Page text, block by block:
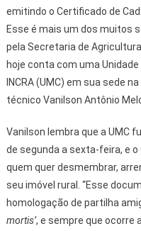
emitindo o Certificado de
Esse é mais um dos muitos
pela Secretaria de
hoje conta com uma
INCRA (UMC) em sua sede
técnico Vanilson Antônio
Vanilson lembra que a UMC
de segunda a sexta-feira, e
quem quer desmembrar,
seu imóvel rural. “Esse
homologação de partilha
mortis’, e sempre que ocorre